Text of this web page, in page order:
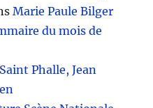
Marie Paule Bilger
du mois de
Phalle, Jean